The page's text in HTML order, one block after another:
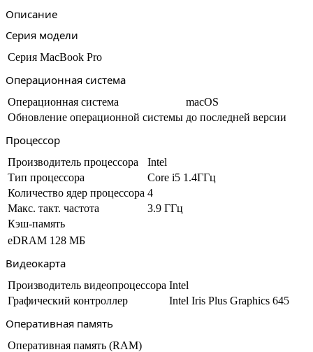
(MUHN2)
Описание
Серия модели
Серия MacBook Pro
Операционная система
Операционная система
macOS
Обновление операционной системы до последней версии
Процессор
Производитель процессора
Intel
Тип процессора
Core i5 1.4ГГц
Количество ядер процессора 4
Макс. такт. частота
3.9 ГГц
Кэш-память
eDRAM 128 МБ
Видеокарта
Производитель видеопроцессора Intel
Графический контроллер
Intel Iris Plus Graphics 645
Оперативная память
Оперативная память (RAM)